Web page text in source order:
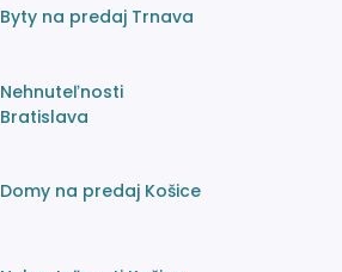
Byty na predaj Trnava
Nehnuteľnosti
Bratislava
Domy na predaj Košice